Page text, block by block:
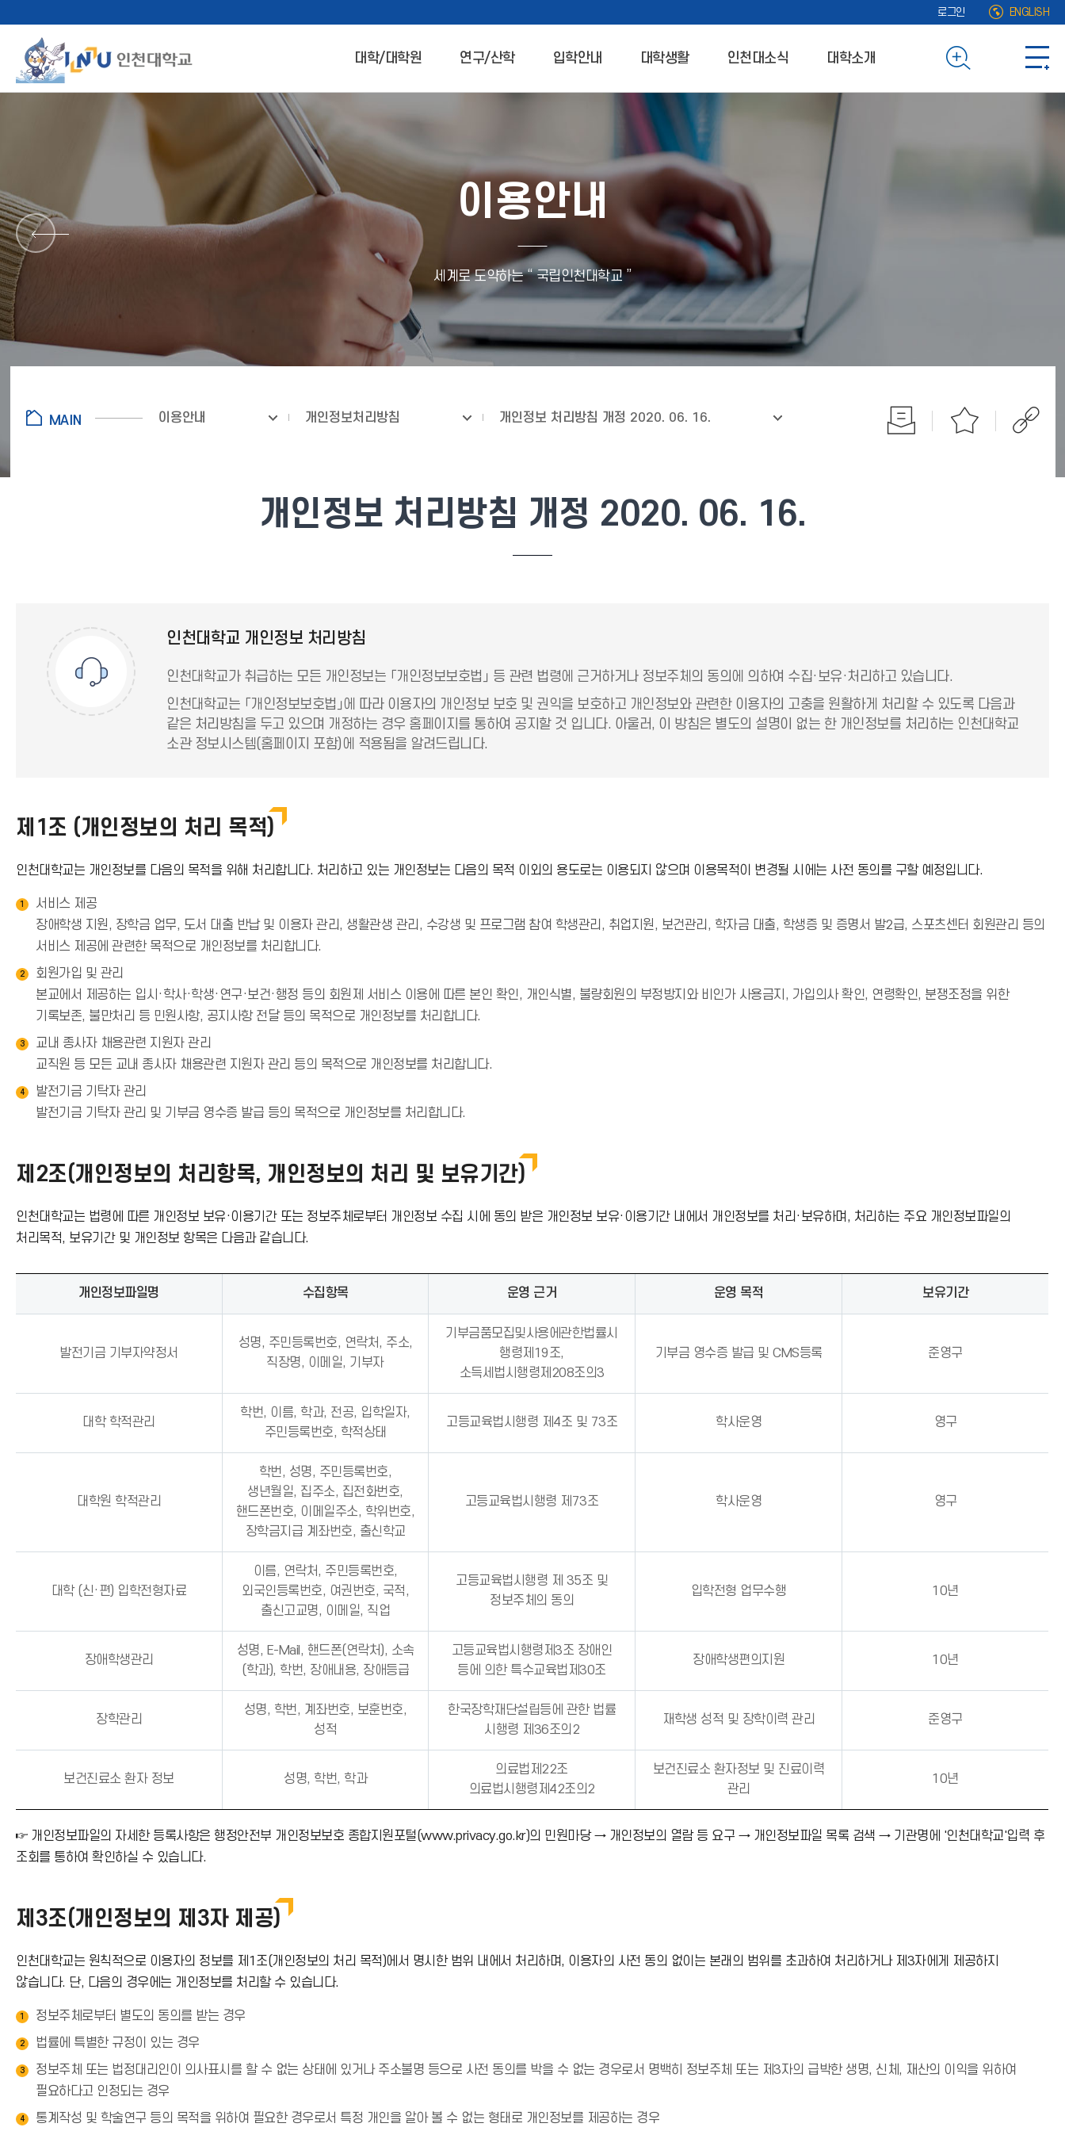
로그인 ENGLISH
대학/대학원 연구/산학 입학안내 대학생활 인천대소식 대학소개
이용안내
세계로 도약하는 “ 국립인천대학교 ”
이용안내 개인정보처리방침 개인정보 처리방침 개정 2020. 06. 16.
개인정보 처리방침 개정 2020. 06. 16.
인천대학교 개인정보 처리방침
인천대학교가 취급하는 모든 개인정보는 「개인정보보호법」 등 관련 법령에 근거하거나 정보주체의 동의에 의하여 수집·보유·처리하고 있습니다.
인천대학교는 「개인정보보호법」에 따라 이용자의 개인정보 보호 및 권익을 보호하고 개인정보와 관련한 이용자의 고충을 원활하게 처리할 수 있도록 다음과
같은 처리방침을 두고 있으며 개정하는 경우 홈페이지를 통하여 공지할 것 입니다. 아울러, 이 방침은 별도의 설명이 없는 한 개인정보를 처리하는 인천대학교
소관 정보시스템(홈페이지 포함)에 적용됨을 알려드립니다.
제1조 (개인정보의 처리 목적)
인천대학교는 개인정보를 다음의 목적을 위해 처리합니다. 처리하고 있는 개인정보는 다음의 목적 이외의 용도로는 이용되지 않으며 이용목적이 변경될 시에는 사전 동의를 구할 예정입니다.
1
서비스 제공
장애학생 지원, 장학금 업무, 도서 대출 반납 및 이용자 관리, 생활관생 관리, 수강생 및 프로그램 참여 학생관리, 취업지원, 보건관리, 학자금 대출, 학생증 및 증명서 발2급, 스포츠센터 회원관리 등의
서비스 제공에 관련한 목적으로 개인정보를 처리합니다.
2
회원가입 및 관리
본교에서 제공하는 입시·학사·학생·연구·보건·행정 등의 회원제 서비스 이용에 따른 본인 확인, 개인식별, 불량회원의 부정방지와 비인가 사용금지, 가입의사 확인, 연령확인, 분쟁조정을 위한
기록보존, 불만처리 등 민원사항, 공지사항 전달 등의 목적으로 개인정보를 처리합니다.
3
교내 종사자 채용관련 지원자 관리
교직원 등 모든 교내 종사자 채용관련 지원자 관리 등의 목적으로 개인정보를 처리합니다.
4
발전기금 기탁자 관리
발전기금 기탁자 관리 및 기부금 영수증 발급 등의 목적으로 개인정보를 처리합니다.
제2조(개인정보의 처리항목, 개인정보의 처리 및 보유기간)
인천대학교는 법령에 따른 개인정보 보유·이용기간 또는 정보주체로부터 개인정보 수집 시에 동의 받은 개인정보 보유·이용기간 내에서 개인정보를 처리·보유하며, 처리하는 주요 개인정보파일의
처리목적, 보유기간 및 개인정보 항목은 다음과 같습니다.
개인정보파일명 수집항목 운영 근거 운영 목적 보유기간
발전기금 기부자약정서
성명, 주민등록번호, 연락처, 주소,
직장명, 이메일, 기부자
기부금품모집및사용에관한법률시
행령제19조,
소득세법시행령제208조의3
기부금 영수증 발급 및 CMS등록 준영구
대학 학적관리
학번, 이름, 학과, 전공, 입학일자,
주민등록번호, 학적상태
고등교육법시행령 제4조 및 73조 학사운영 영구
대학원 학적관리
학번, 성명, 주민등록번호,
생년월일, 집주소, 집전화번호,
핸드폰번호, 이메일주소, 학위번호,
장학금지급 계좌번호, 출신학교
고등교육법시행령 제73조 학사운영 영구
대학 (신·편) 입학전형자료
이름, 연락처, 주민등록번호,
외국인등록번호, 여권번호, 국적,
출신고교명, 이메일, 직업
고등교육법시행령 제 35조 및
정보주체의 동의
입학전형 업무수행 10년
장애학생관리
성명, E-Mail, 핸드폰(연락처), 소속
(학과), 학번, 장애내용, 장애등급
고등교육법시행령제3조 장애인
등에 의한 특수교육법제30조
장애학생편의지원 10년
장학관리
성명, 학번, 계좌번호, 보훈번호,
성적
한국장학재단설립등에 관한 법률
시행령 제36조의2
재학생 성적 및 장학이력 관리 준영구
보건진료소 환자 정보 성명, 학번, 학과
의료법제22조
의료법시행령제42조의2
보건진료소 환자정보 및 진료이력
관리
10년
☞ 개인정보파일의 자세한 등록사항은 행정안전부 개인정보보호 종합지원포털(www.privacy.go.kr)의 민원마당 → 개인정보의 열람 등 요구 → 개인정보파일 목록 검색 → 기관명에 '인천대학교'입력 후
조회를 통하여 확인하실 수 있습니다.
제3조(개인정보의 제3자 제공)
인천대학교는 원칙적으로 이용자의 정보를 제1조(개인정보의 처리 목적)에서 명시한 범위 내에서 처리하며, 이용자의 사전 동의 없이는 본래의 범위를 초과하여 처리하거나 제3자에게 제공하지
않습니다. 단, 다음의 경우에는 개인정보를 처리할 수 있습니다.
1 정보주체로부터 별도의 동의를 받는 경우
2 법률에 특별한 규정이 있는 경우
3
정보주체 또는 법정대리인이 의사표시를 할 수 없는 상태에 있거나 주소불명 등으로 사전 동의를 박을 수 없는 경우로서 명백히 정보주체 또는 제3자의 급박한 생명, 신체, 재산의 이익을 위하여
필요하다고 인정되는 경우
4 통계작성 및 학술연구 등의 목적을 위하여 필요한 경우로서 특정 개인을 알아 볼 수 없는 형태로 개인정보를 제공하는 경우